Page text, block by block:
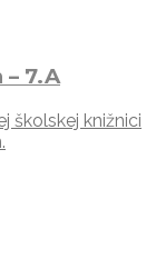
7.A
školskej knižnici